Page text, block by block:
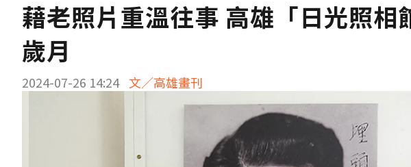
藉老照片重溫往事 高雄「日光照
歲月
2024-07-26 14:24 文／高雄畫刊